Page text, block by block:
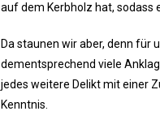
auf dem Kerbholz hat, sodass
Da staunen wir aber, denn für
dementsprechend viele
jedes weitere Delikt mit einer
Kenntnis.